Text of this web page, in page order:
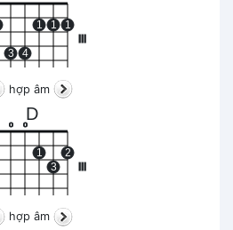
3 4
1 1 1
hợp âm
D
o o
1
3
2
hợp âm